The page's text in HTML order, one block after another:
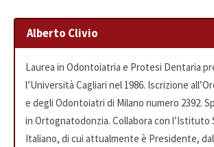
Alberto Clivio
Laurea in Odontoiatria e Protesi Dentaria
l’Università Cagliari nel 1986. Iscrizione
e degli Odontoiatri di Milano numero 2392.
in Ortognatodonzia. Collabora con l’Istituto
Italiano, di cui attualmente è Presidente, dal